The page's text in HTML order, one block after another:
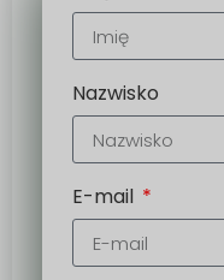
Nazwisko
E-mail